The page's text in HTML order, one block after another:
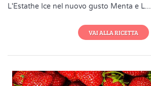
L'Estathe Ice nel nuovo gusto Menta e L...
VAI ALLA RICETTA